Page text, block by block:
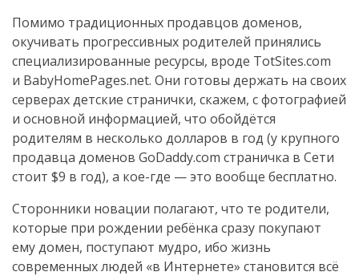
Помимо традиционных продавцов доменов,
окучивать прогрессивных родителей принялись
специализированные ресурсы, вроде TotSites.com
и BabyHomePages.net. Они готовы держать на своих
серверах детские странички, скажем, с фотографией
и основной информацией, что обойдётся
родителям в несколько долларов в год (у крупного
продавца доменов GoDaddy.com страничка в Сети
стоит $9 в год), а кое-где — это вообще бесплатно.
Сторонники новации полагают, что те родители,
которые при рождении ребёнка сразу покупают
ему домен, поступают мудро, ибо жизнь
современных людей «в Интернете» становится всё